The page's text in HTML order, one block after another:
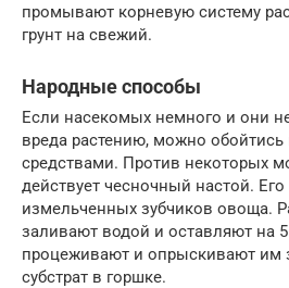
промывают корневую систему
грунт на свежий.
Народные способы
Если насекомых немного и они
вреда растению, можно
средствами. Против некоторых
действует чесночный настой. Его
измельченных зубчиков овоща.
заливают водой и оставляют на
процеживают и опрыскивают им
субстрат в горшке.